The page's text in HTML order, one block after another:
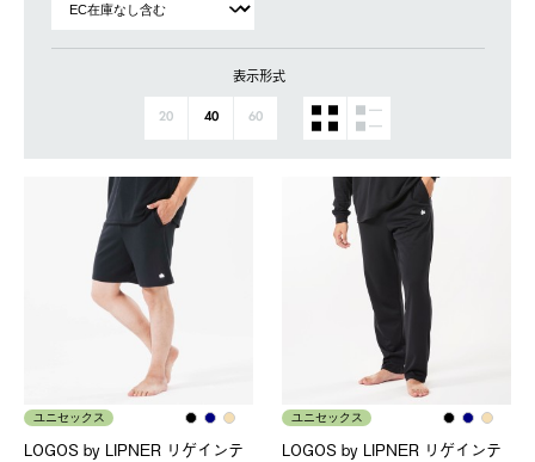
表示形式
20 40 60
ユニセックス
LOGOS by LIPNER リゲインテ
ユニセックス
LOGOS by LIPNER リゲインテ